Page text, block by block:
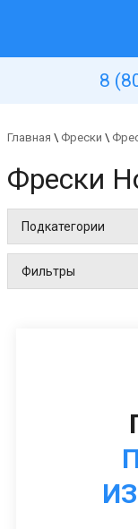
8
Главная \ Фрески \
Фрески
Подкатегории
Фильтры